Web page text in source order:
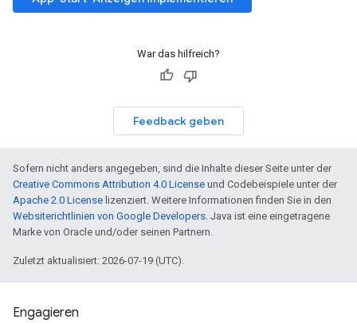
War das hilfreich?
Feedback geben
Sofern nicht anders angegeben, sind die Inhalte dieser Seite unter der
Creative Commons Attribution 4.0 License und Codebeispiele unter der
Apache 2.0 License lizenziert. Weitere Informationen finden Sie in den
Websiterichtlinien von Google Developers . Java ist eine eingetragene
Marke von Oracle und/oder seinen Partnern.
Zuletzt aktualisiert: 2026-07-19 (UTC).
Engagieren